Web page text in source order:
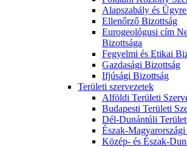
Alapszabály és
Ellenőrző Bizottság
Eurogeológusi cím
Bizottsága
Fegyelmi és Etikai
Gazdasági Bizottság
Ifjúsági Bizottság
Területi szervezetek
Alföldi Területi
Budapesti Területi
Dél-Dunántúli
Észak-
Közép- és Észak-